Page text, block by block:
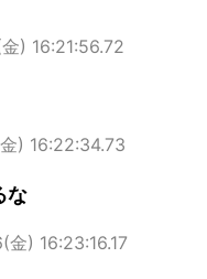
) 16:21:56.72
) 16:22:34.73
な
) 16:23:16.17